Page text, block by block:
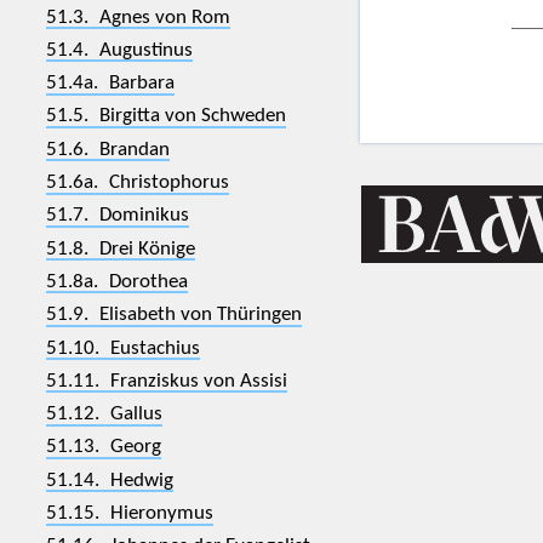
51.3. Agnes von Rom
51.4. Augustinus
51.4a. Barbara
51.5. Birgitta von Schweden
51.6. Brandan
51.6a. Christophorus
51.7. Dominikus
51.8. Drei Könige
51.8a. Dorothea
51.9. Elisabeth von Thüringen
51.10. Eustachius
51.11. Franziskus von Assisi
51.12. Gallus
51.13. Georg
51.14. Hedwig
51.15. Hieronymus